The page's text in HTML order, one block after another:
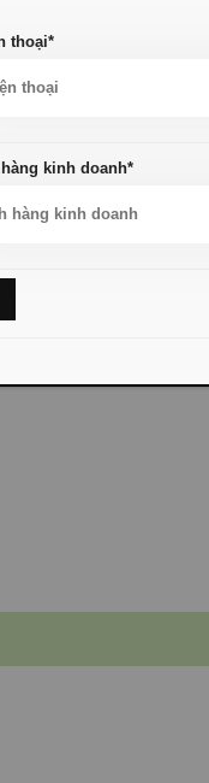
, hy vọng sẽ mang
Báo Đen nhé!
thoại*
hàng kinh doanh*